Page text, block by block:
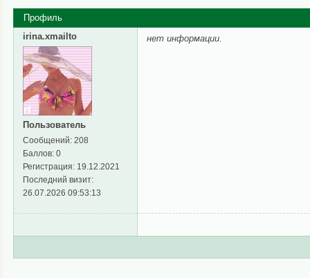
Профиль
irina.xmailto
Пользователь
Сообщений: 208
Баллов: 0
Регистрация: 19.12.2021
Последний визит:
26.07.2026 09:53:13
нет информации.